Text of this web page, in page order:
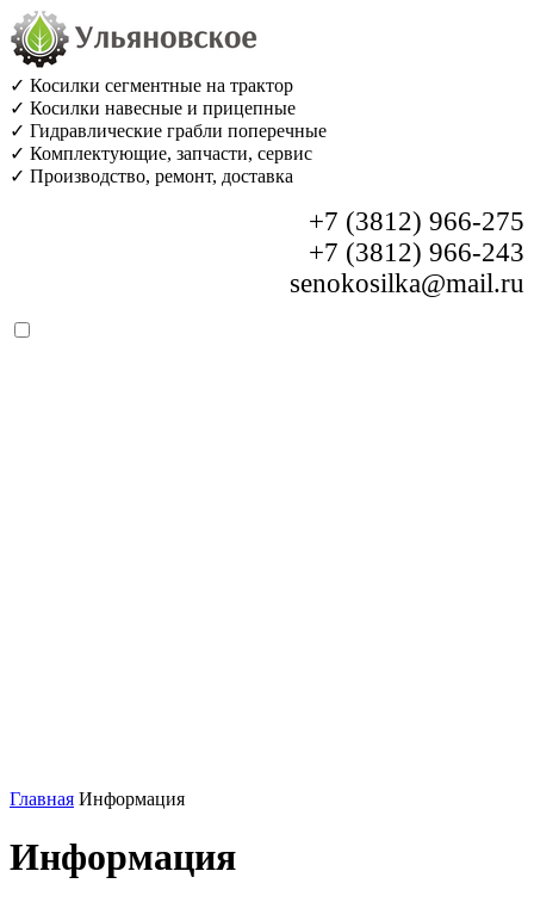
✓ Косилки сегментные на трактор
✓ Косилки навесные и прицепные
✓ Гидравлические грабли поперечные
✓ Комплектующие, запчасти, сервис
✓ Производство, ремонт, доставка
+7 (3812) 966-275
+7 (3812) 966-243
senokosilka@mail.ru
Главная Информация
Информация